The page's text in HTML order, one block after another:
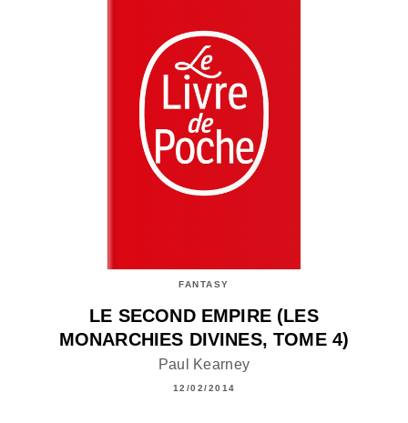
FANTASY
LE SECOND EMPIRE (LES
MONARCHIES DIVINES, TOME 4)
Paul Kearney
12/02/2014